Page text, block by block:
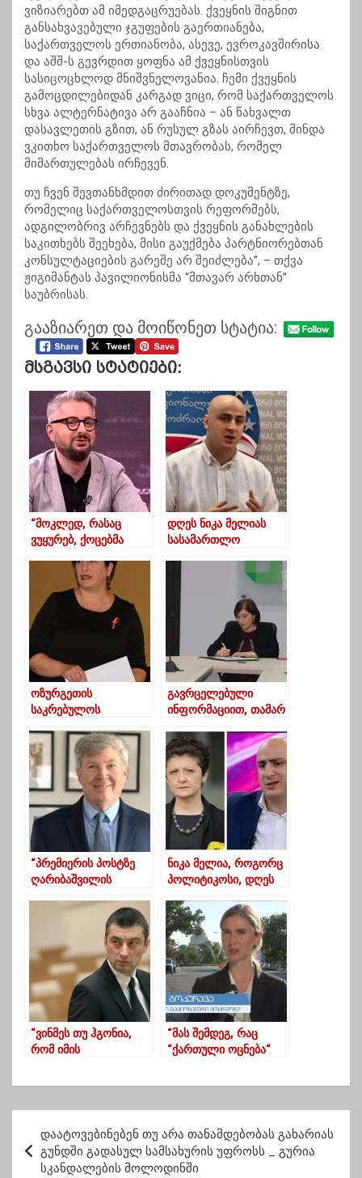
ვიზიარებთ ამ იმედგაცრუებას. ქვეყნის შიგნით
განსახვავებული ჯგუფების გაერთიანება,
საქართველოს ერთიანობა, ასევე, ევროკავშირისა
და აშშ-ს გევრდით ყოფნა ამ ქვეყნისთვის
სასიცოცხლოდ მნიშვნელოვანია. ჩემი ქვეყნის
გამოცდილებიდან კარგად ვიცი, რომ საქართველოს
სხვა ალტერნატივა არ გააჩნია – ან წახვალთ
დასავლეთის გზით, ან რუსულ გზას აირჩევთ, მინდა
ვკითხო საქართველოს მთავრობას, რომელ
მიმართულებას ირჩევენ.
თუ ჩვენ შევთანხმდით ძირითად დოკუმენტზე,
რომელიც საქართველოსთვის რეფორმებს,
ადგილობრივ არჩევნებს და ქვეყნის განახლების
საკითხებს შეეხება, მისი გაუქმება პარტნიორებთან
კონსულტაციების გარეშე არ შეიძლება”, – თქვა
ჟიგიმანტას პავილიონისმა “მთავარ არხთან”
საუბრისას.
გააზიარეთ და მოიწონეთ სტატია:
Მსგავსი Სტატიები:
“მოკლედ, რასაც
ვუყურებ, ქოცებმა
დღეს ნიკა მელიას
სასამართლო
ოზურგეთის
საკრებულოს
ფერი არ მომწონს
რაღაც”!
გავრცელებული
ინფორმაციით, თამარ
“პრემიერის პოსტზე
ღარიბაშვილის
მიანიშნებს, რომ
მოვლენებს პირდაპირ
აკონტროლებს”
ნიკა მელია, როგორც
პოლიტიკოსი, დღეს
წულუკიანი
“ვინმეს თუ ჰგონია,
რომ იმის
გამიჩენენ, ვერ
გამიჩენენ”
“მას შემდეგ, რაც
“ქართული ოცნება“
„ნაციონალური
მოძრაობა” შეძლებს,
დოკუმენტის
სულისკვეთებას
ო
დაატოვებინებენ თუ არა თანამდებობას გახარიას
გუნდში გადასულ სამსახურის უფროსს _ გურია
სკანდალების მოლოდინში